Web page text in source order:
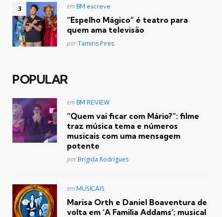
Postado
em BM escreve
“Espelho Mágico” é teatro para
quem ama televisão
Posted
porTamiris Pires
POPULAR
Postado
em BM REVIEW
“Quem vai ficar com Mário?”: filme
traz música tema e números
musicais com uma mensagem
potente
Posted
por Brígida Rodrigues
Postado
em MUSICAIS
Marisa Orth e Daniel Boaventura de
volta em ‘A Familia Addams’; musical